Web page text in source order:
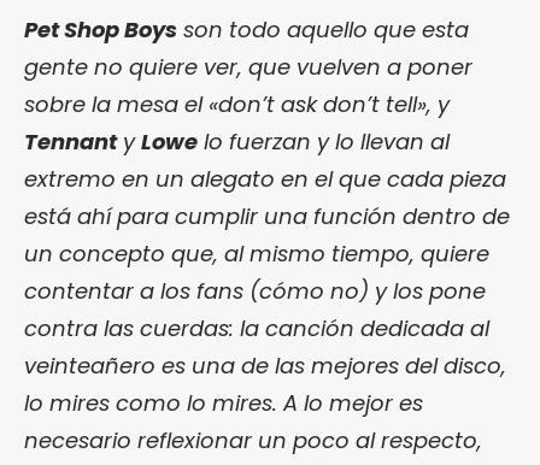
Pet Shop Boys son todo aquello que esta
gente no quiere ver, que vuelven a poner
sobre la mesa el «don’t ask don’t tell», y
TennantyLowe lo fuerzan y lo llevan al
extremo en un alegato en el que cada pieza
está ahí para cumplir una función dentro de
un concepto que, al mismo tiempo, quiere
contentar a los fans (cómo no) y los pone
contra las cuerdas: la canción dedicada al
veinteañero es una de las mejores del disco,
lo mires como lo mires. A lo mejor es
necesario reflexionar un poco al respecto,